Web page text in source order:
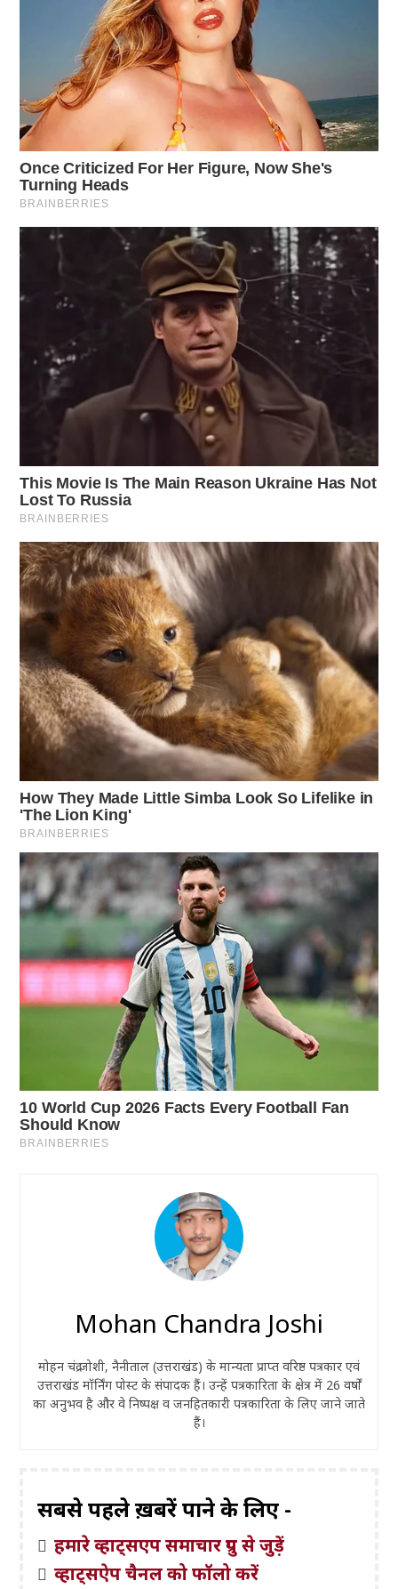
Mohan Chandra Joshi
मोहन चंद्र जोशी, नैनीताल (उत्तराखंड) के मान्यता प्राप्त वरिष्ठ पत्रकार एवं
उत्तराखंड मॉर्निंग पोस्ट के संपादक हैं। उन्हें पत्रकारिता के क्षेत्र में 26 वर्षों
का अनुभव है और वे निष्पक्ष व जनहितकारी पत्रकारिता के लिए जाने जाते
हैं।
सबसे पहले ख़बरें पाने के लिए -
हमारे व्हाट्सएप समाचार ग्रुप से जुड़ें
व्हाट्सऐप चैनल को फॉलो करें